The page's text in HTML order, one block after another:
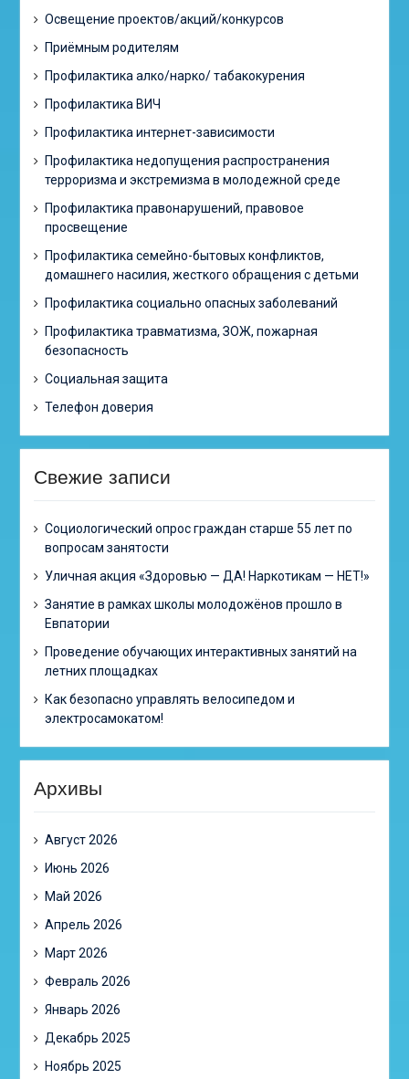
Освещение проектов/акций/конкурсов
Приёмным родителям
Профилактика алко/нарко/ табакокурения
Профилактика ВИЧ
Профилактика интернет-зависимости
Профилактика недопущения распространения
терроризма и экстремизма в молодежной среде
Профилактика правонарушений, правовое
просвещение
Профилактика семейно-бытовых конфликтов,
домашнего насилия, жесткого обращения с детьми
Профилактика социально опасных заболеваний
Профилактика травматизма, ЗОЖ, пожарная
безопасность
Социальная защита
Телефон доверия
Свежие записи
Cоциологический опрос граждан старше 55 лет по
вопросам занятости
Уличная акция «Здоровью — ДА! Наркотикам — НЕТ!»
Занятие в рамках школы молодожёнов прошло в
Евпатории
Проведение обучающих интерактивных занятий на
летних площадках
Как безопасно управлять велосипедом и
электросамокатом!
Архивы
Август 2026
Июнь 2026
Май 2026
Апрель 2026
Март 2026
Февраль 2026
Январь 2026
Декабрь 2025
Ноябрь 2025